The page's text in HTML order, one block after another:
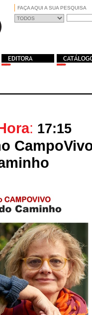
FAÇA AQUI A SUA PESQUISA
: 17:15